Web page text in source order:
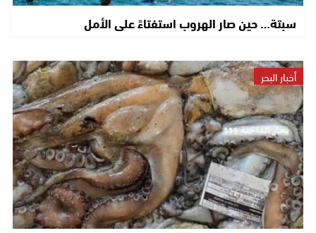
سبتة… حين صار الهروب استفتاءً على الأمل
أخبار البحر